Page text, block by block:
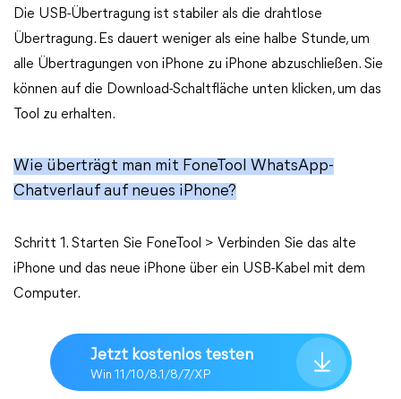
Die USB-Übertragung ist stabiler als die drahtlose
Übertragung. Es dauert weniger als eine halbe Stunde, um
alle Übertragungen von iPhone zu iPhone abzuschließen. Sie
können auf die Download-Schaltfläche unten klicken, um das
Tool zu erhalten.
Wie überträgt man mit FoneTool WhatsApp-
Chatverlauf auf neues iPhone?
Schritt 1. Starten Sie FoneTool > Verbinden Sie das alte
iPhone und das neue iPhone über ein USB-Kabel mit dem
Computer.
Jetzt kostenlos testen
Win 11/10/8.1/8/7/XP